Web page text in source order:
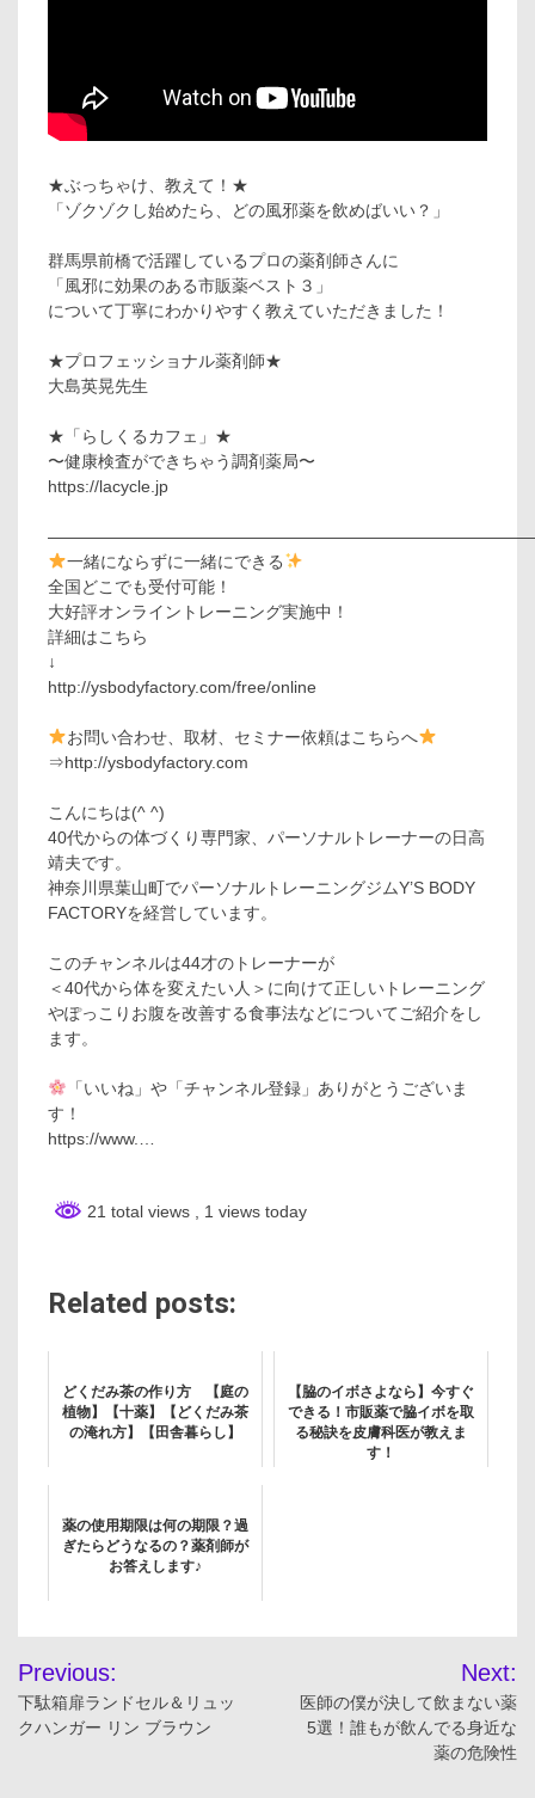
★ぶっちゃけ、教えて！★
「ゾクゾクし始めたら、どの風邪薬を飲めばいい？」
群馬県前橋で活躍しているプロの薬剤師さんに
「風邪に効果のある市販薬ベスト３」
について丁寧にわかりやすく教えていただきました！
★プロフェッショナル薬剤師★
大島英晃先生
★「らしくるカフェ」★
〜健康検査ができちゃう調剤薬局〜
https://lacycle.jp
一緒にならずに一緒にできる
全国どこでも受付可能！
大好評オンライントレーニング実施中！
詳細はこちら
↓
http://ysbodyfactory.com/free/online
お問い合わせ、取材、セミナー依頼はこちらへ
⇒http://ysbodyfactory.com
こんにちは(^ ^)
40代からの体づくり専門家、パーソナルトレーナーの日高
靖夫です。
神奈川県葉山町でパーソナルトレーニングジムY’S BODY
FACTORYを経営しています。
このチャンネルは44才のトレーナーが
＜40代から体を変えたい人＞に向けて正しいトレーニング
やぽっこりお腹を改善する食事法などについてご紹介をし
ます。
「いいね」や「チャンネル登録」ありがとうございま
す！
https://www.…
21 total views , 1 views today
Related posts:
どくだみ茶の作り方 【庭の
植物】【十薬】【どくだみ茶
の淹れ方】【田舎暮らし】
【脇のイボさよなら】今すぐ
できる！市販薬で脇イボを取
る秘訣を皮膚科医が教えま
す！
薬の使用期限は何の期限？過
ぎたらどうなるの？薬剤師が
お答えします♪
投
稿
Previous:
下駄箱扉ランドセル＆リュッ
クハンガー リン ブラウン
Next:
医師の僕が決して飲まない薬
5選！誰もが飲んでる身近な
薬の危険性